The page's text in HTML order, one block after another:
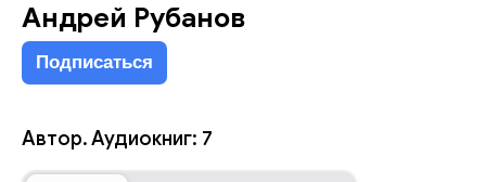
Андрей Рубанов
Подписаться
Автор. Аудиокниг: 7